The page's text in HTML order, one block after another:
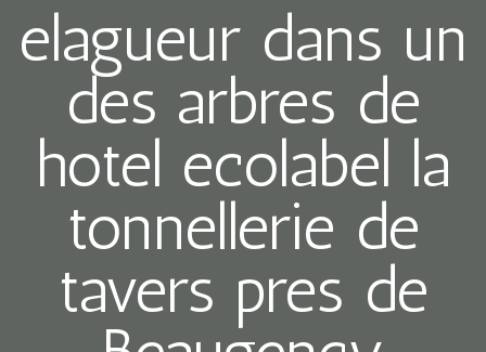
elagueur dans un
des arbres de
hotel ecolabel la
tonnellerie de
tavers pres de